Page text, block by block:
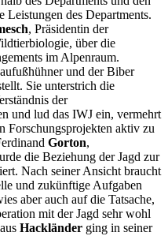
des Departments.
, Präsidentin der
über die
im Alpenraum.
und der Biber
Sie unterstrich die
der
und lud das IWJ ein, vermehrt
Forschungsprojekten aktiv zu
Gorton,
die Beziehung der Jagd zur
Nach seiner Ansicht braucht
und zukünftige Aufgaben
aber auch auf die Tatsache,
mit der Jagd sehr wohl
Hackländer ging in seiner